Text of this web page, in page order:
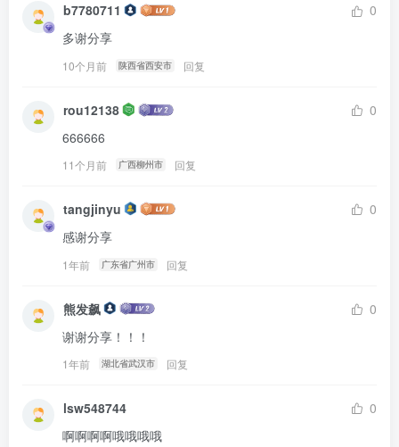
b7780711
0
多谢分享
10个月前 陕西省西安市 回复
rou12138
0
666666
11个月前 广西柳州市 回复
tangjinyu
0
感谢分享
1年前 广东省广州市 回复
熊发飙
0
谢谢分享！！！
1年前 湖北省武汉市 回复
lsw548744
0
啊啊啊啊哦哦哦哦